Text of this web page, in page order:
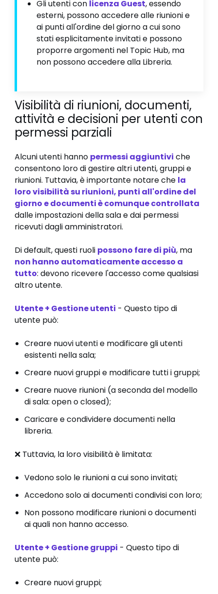
Gli utenti con licenza Guest, essendo
esterni, possono accedere alle riunioni e
ai punti all'ordine del giorno a cui sono
stati esplicitamente invitati e possono
proporre argomenti nel Topic Hub, ma
non possono accedere alla Libreria.
Visibilità di riunioni, documenti,
attività e decisioni per utenti con
permessi parziali
Alcuni utenti hanno permessi aggiuntivi che
consentono loro di gestire altri utenti, gruppi e
riunioni. Tuttavia, è importante notare che la
loro visibilità su riunioni, punti all'ordine del
giorno e documenti è comunque controllata
dalle impostazioni della sala e dai permessi
ricevuti dagli amministratori.
Di default, questi ruoli possono fare di più, ma
non hanno automaticamente accesso a
tutto: devono ricevere l'accesso come qualsiasi
altro utente.
Utente + Gestione utenti - Questo tipo di
utente può:
Creare nuovi utenti e modificare gli utenti
esistenti nella sala;
Creare nuovi gruppi e modificare tutti i gruppi;
Creare nuove riunioni (a seconda del modello
di sala: open o closed);
Caricare e condividere documenti nella
libreria.
❌ Tuttavia, la loro visibilità è limitata:
Vedono solo le riunioni a cui sono invitati;
Accedono solo ai documenti condivisi con loro;
Non possono modificare riunioni o documenti
ai quali non hanno accesso.
Utente + Gestione gruppi - Questo tipo di
utente può:
Creare nuovi gruppi;